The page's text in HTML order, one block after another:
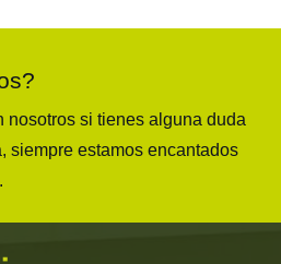
nosotros si tienes alguna duda
siempre estamos encantados